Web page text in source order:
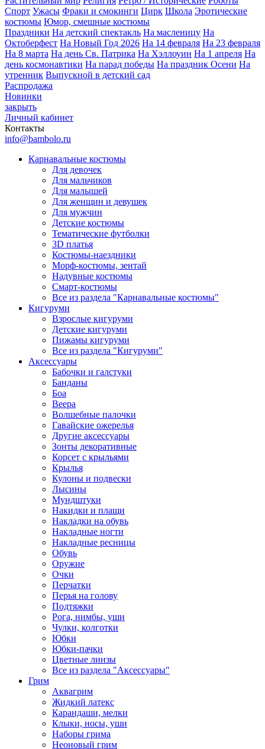
Спорт Ужасы Фраки и смокинги Цирк Школа Эротические
костюмы Юмор, смешные костюмы
Праздники На детский спектакль На масленицу На
Октоберфест На Новый Год 2026 На 14 февраля На 23 февраля
На 8 марта На день Св. Патрика На Хэллоуин На 1 апреля На
день космонавтики На парад победы На праздник Осени На
утренник Выпускной в детский сад
Распродажа
Новинки
закрыть
Личный кабинет
Контакты
info@bambolo.ru
Карнавальные костюмы
Для девочек
Для мальчиков
Для малышей
Для женщин и девушек
Для мужчин
Детские костюмы
Тематические футболки
3D платья
Костюмы-наездники
Морф-костюмы, зентай
Надувные костюмы
Смарт-костюмы
Все из раздела "Карнавальные костюмы"
Кигуруми
Взрослые кигуруми
Детские кигуруми
Пижамы кигуруми
Все из раздела "Кигуруми"
Аксессуары
Бабочки и галстуки
Банданы
Боа
Веера
Волшебные палочки
Гавайские ожерелья
Другие аксессуары
Зонты декоративные
Корсет с крыльями
Крылья
Кулоны и подвески
Лысины
Мундштуки
Накидки и плащи
Накладки на обувь
Накладные ногти
Накладные ресницы
Обувь
Оружие
Очки
Перчатки
Перья на голову
Подтяжки
Рога, нимбы, уши
Чулки, колготки
Юбки
Юбки-пачки
Цветные линзы
Все из раздела "Аксессуары"
Грим
Аквагрим
Жидкий латекс
Карандаши, мелки
Клыки, носы, уши
Наборы грима
Неоновый грим